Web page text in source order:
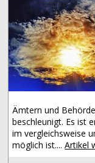
Ämtern und
beschleunigt. Es ist
im vergleichsweise
möglich ist....Artikel